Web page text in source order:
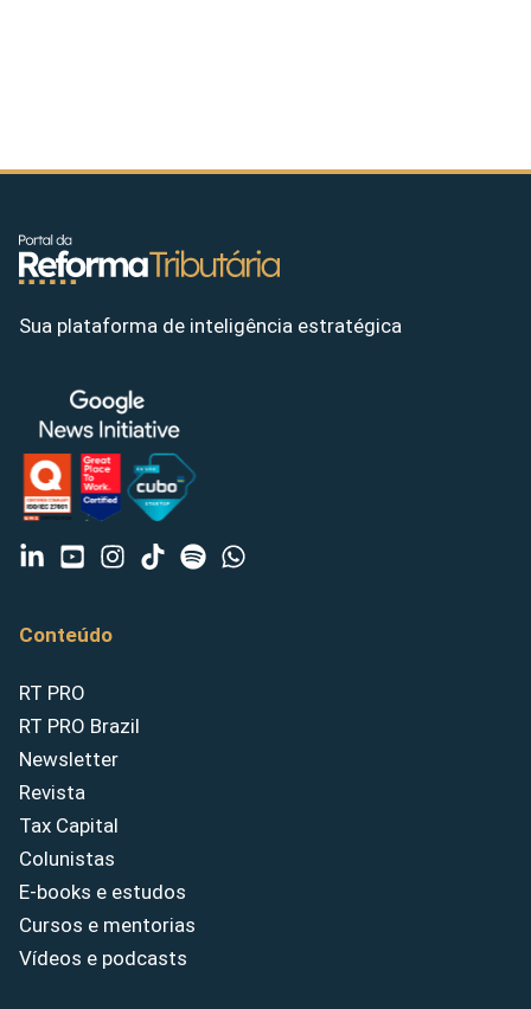
Sua plataforma de inteligência estratégica
Conteúdo
RT PRO
RT PRO Brazil
Newsletter
Revista
Tax Capital
Colunistas
E-books e estudos
Cursos e mentorias
Vídeos e podcasts